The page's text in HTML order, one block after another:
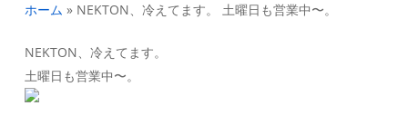
ホーム » NEKTON、冷えてます。 土曜日も営業中〜。
NEKTON、冷えてます。
土曜日も営業中〜。